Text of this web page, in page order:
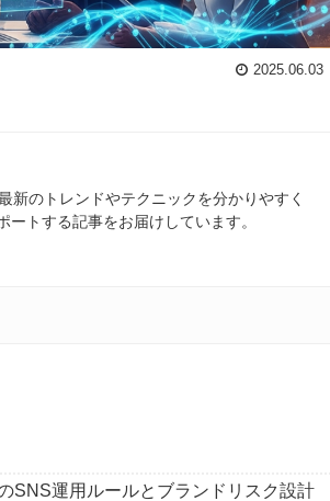
2025.06.03
新のトレンドやテクニックを分かりやすく
トする記事をお届けしています。
SNS運用ルールとブランドリスク設計